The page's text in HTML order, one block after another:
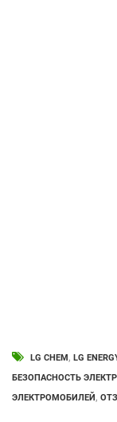
LG CHEM, LG
БЕЗОПАСНОСТЬ
ЭЛЕКТРОМОБИЛЕЙ,